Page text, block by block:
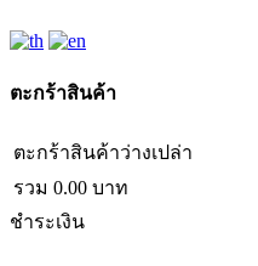
ตะกร้าสินค้า
ตะกร้าสินค้าว่างเปล่า
รวม 0.00 บาท
ชำระเงิน